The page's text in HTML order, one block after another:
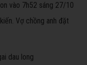
vào 7h52 sáng 27/10
Vợ chồng anh đặt